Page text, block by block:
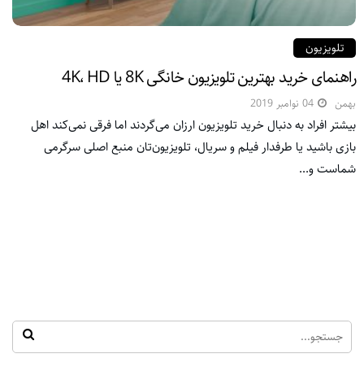
تلویزیون
راهنمای خرید بهترین تلویزیون خانگی 8K یا 4K، HD
بهمن 04 نوامبر 2019
بیشتر افراد به دنبال خرید تلویزیون ارزان می‌گردند اما فرقی نمی‌کند اهل
بازی باشید یا طرفدار فیلم و سریال، تلویزیون‌تان منبع اصلی سرگرمی
شماست و...